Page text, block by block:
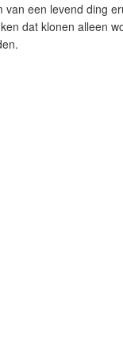
een levend ding
dat klonen alleen